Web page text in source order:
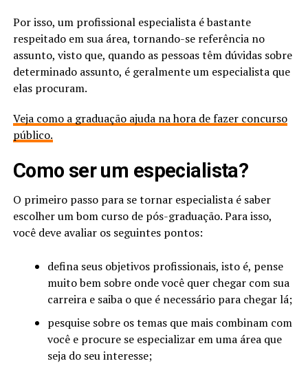
Por isso, um profissional especialista é bastante
respeitado em sua área, tornando-se referência no
assunto, visto que, quando as pessoas têm dúvidas sobre
determinado assunto, é geralmente um especialista que
elas procuram.
Veja como a graduação ajuda na hora de fazer concurso
público.
Como ser um especialista?
O primeiro passo para se tornar especialista é saber
escolher um bom curso de pós-graduação. Para isso,
você deve avaliar os seguintes pontos:
defina seus objetivos profissionais, isto é, pense
muito bem sobre onde você quer chegar com sua
carreira e saiba o que é necessário para chegar lá;
pesquise sobre os temas que mais combinam com
você e procure se especializar em uma área que
seja do seu interesse;